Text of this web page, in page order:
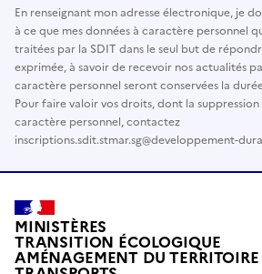
En renseignant mon adresse électronique, je
à ce que mes données à caractère personnel
traitées par la SDIT dans le seul but de
exprimée, à savoir de recevoir nos actualités
caractère personnel seront conservées la
Pour faire valoir vos droits, dont la suppression
caractère personnel, contactez
inscriptions.sdit.stmar.sg@developpement-
MINISTÈRES
TRANSITION ÉCOLOGIQUE
AMÉNAGEMENT DU TERRITOIRE